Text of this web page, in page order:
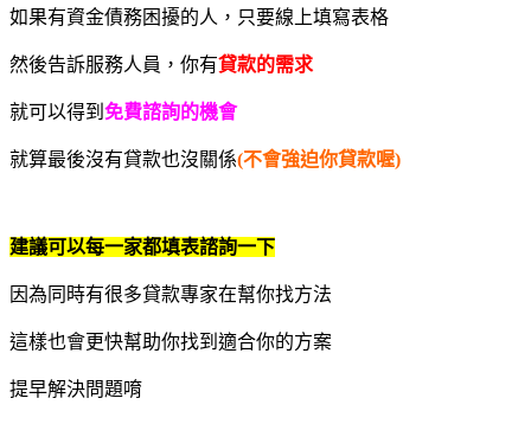
如果有資金債務困擾的人，只要線上填寫表格
然後告訴服務人員，你有貸款的需求
就可以得到 免費諮詢的機會
就算最後沒有貸款也沒關係(不會強迫你貸款喔)
建議可以每一家都填表諮詢一下
因為同時有很多貸款專家在幫你找方法
這樣也會更快幫助你找到適合你的方案
提早解決問題唷